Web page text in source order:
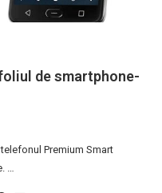
de smartphone-
Premium Smart
…